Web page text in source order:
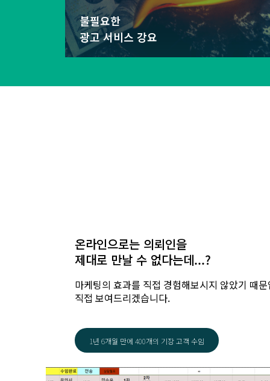
불필요한
광고 서비스 강요
온라인으로는 의뢰인을
제대로 만날 수 없다는데...?
마케팅의 효과를 직접 경험해보시지 않았기 때
직접 보여드리겠습니다.
1년 6개월 만에 400개의 기장 고객 수임